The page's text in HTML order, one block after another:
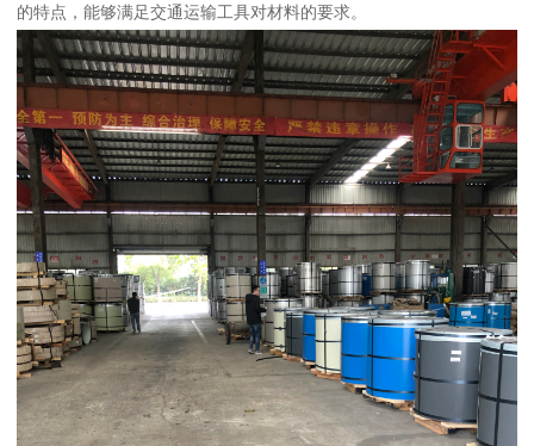
的特点，能够满足交通运输工具对材料的要求。